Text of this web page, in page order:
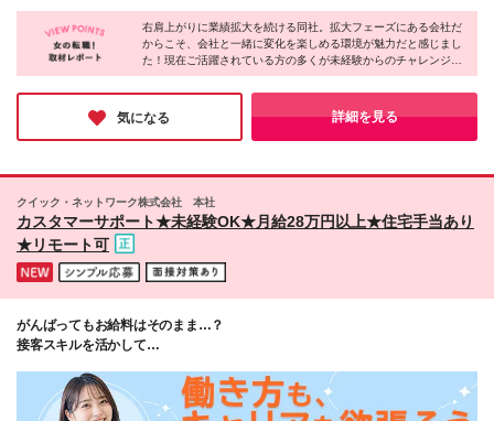
やすさも大切にしたい方
考慮の上、優遇いたします ※上記月給には固定残業代
（20時間分／37,900円～）を含み、超過分は別途支
給いたします ※上記月給には一律手当を含みます ※試
戸御幸ビル4階 ※転勤はありません ※変更の範囲：会
社の定める事業所
右肩上がりに業績拡大を続ける同社。拡大フェーズにある会社だ
からこそ、会社と一緒に変化を楽しめる環境が魅力だと感じまし
た！現在ご活躍されている方の多くが未経験からのチャレンジだ
そう。教育実績が豊富にある同社だからこそ、未経験の方が不安
に感じるポイントを踏まえた上で研修を行っているのも、安心で
きるポイントだと感じました♪オフィスワークのお仕事で一歩踏
み出したい方にぜひご応募いただきたいです◎
気になる 詳細を見る
クイック・ネットワーク株式会社 本社
カスタマーサポート★未経験OK★月給28万円以上★住宅手当あり
★リモート可
がんばってもお給料はそのまま…？
接客スキルを活かして